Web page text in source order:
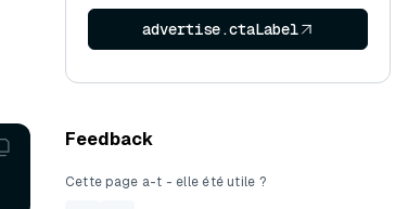
advertise.ctaLabel
Feedback
Cette page a-t - elle été utile ?